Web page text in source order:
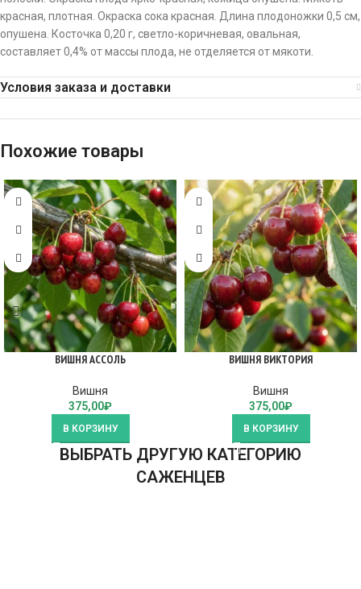
красная, плотная. Окраска сока красная. Длина плодоножки 0,5 см,
опушена. Косточка 0,20 г, светло-коричневая, овальная,
составляет 0,4% от массы плода, не отделяется от мякоти.
Условия заказа и доставки
Похожие товары
ВИШНЯ АССОЛЬ
Вишня
375,00₽
В КОРЗИНУ
ВИШНЯ ВИКТОРИЯ
Вишня
375,00₽
В КОРЗИНУ
ВЫБРАТЬ ДРУГУЮ КАТЕГОРИЮ
САЖЕНЦЕВ